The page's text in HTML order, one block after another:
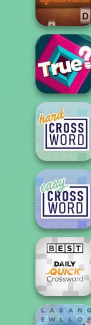
Crossword
Spellbound
True?
Hard Crossword
Easy Crossword